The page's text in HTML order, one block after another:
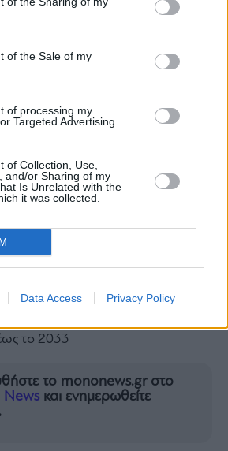
of the Sale of my
of processing my
Targeted Advertising.
of Collection, Use,
and/or Sharing of my
Is Unrelated with the
it was collected.
Data Access Privacy Policy
οίκοι ανεβάζουν τον πήχη –
5,40 ευρώ και ανάπτυξη από
Το «κρυφό χαρτί» των 1,8
στόχοι έως 18,75 ευρώ
Μαρινάκης έχει ξοδέψει ως
για τις φετινές
Ολυμπιακού
το 2033
το mononews.gr στο
News και ενημερωθείτε